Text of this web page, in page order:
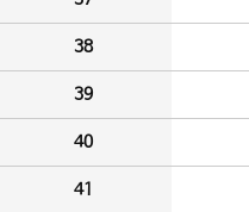
38
39
40
41